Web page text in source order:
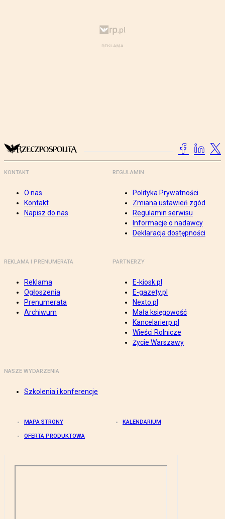
KONTAKT
O nas
Kontakt
Napisz do nas
REGULAMIN
Polityka Prywatności
Zmiana ustawień zgód
Regulamin serwisu
Informacje o nadawcy
Deklaracja dostępności
REKLAMA I PRENUMERATA
Reklama
Ogłoszenia
Prenumerata
Archiwum
PARTNERZY
E-kiosk.pl
E-gazety.pl
Nexto.pl
Mała księgowość
Kancelarierp.pl
Wieści Rolnicze
Życie Warszawy
NASZE WYDARZENIA
Szkolenia i konferencje
MAPA STRONY KALENDARIUM
OFERTA PRODUKTOWA